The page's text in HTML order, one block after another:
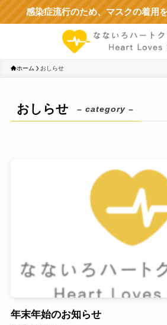
感染症流行のため、マスクの着用
ホーム おしらせ
おしらせ – category –
年末年始のお知らせ